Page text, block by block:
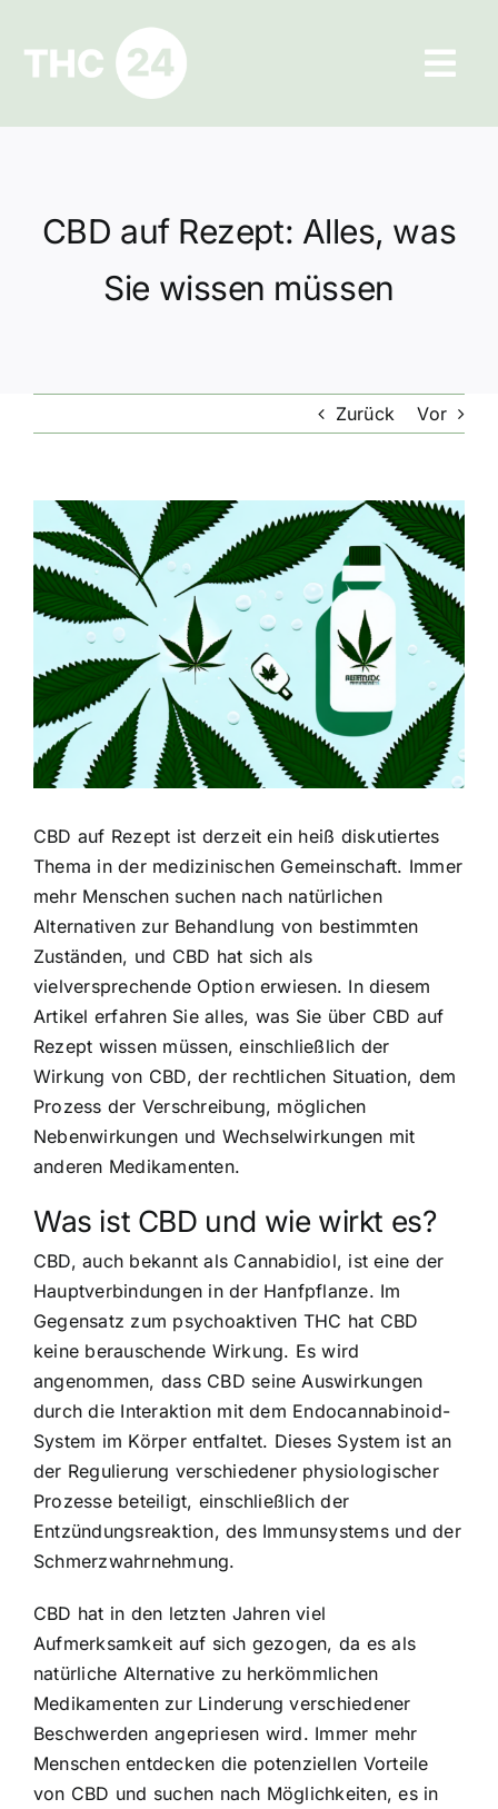
springen
Ratgeber
Datenschutz
CBD auf Rezept: Alles, was
Sie wissen müssen
Zurück Vor
Zeige
grösseres
Bild
CBD auf Rezept ist derzeit ein heiß diskutiertes
Thema in der medizinischen Gemeinschaft. Immer
mehr Menschen suchen nach natürlichen
Alternativen zur Behandlung von bestimmten
Zuständen, und CBD hat sich als
vielversprechende Option erwiesen. In diesem
Artikel erfahren Sie alles, was Sie über CBD auf
Rezept wissen müssen, einschließlich der
Wirkung von CBD, der rechtlichen Situation, dem
Prozess der Verschreibung, möglichen
Nebenwirkungen und Wechselwirkungen mit
anderen Medikamenten.
Was ist CBD und wie wirkt es?
CBD, auch bekannt als Cannabidiol, ist eine der
Hauptverbindungen in der Hanfpflanze. Im
Gegensatz zum psychoaktiven THC hat CBD
keine berauschende Wirkung. Es wird
angenommen, dass CBD seine Auswirkungen
durch die Interaktion mit dem Endocannabinoid-
System im Körper entfaltet. Dieses System ist an
der Regulierung verschiedener physiologischer
Prozesse beteiligt, einschließlich der
Entzündungsreaktion, des Immunsystems und der
Schmerzwahrnehmung.
CBD hat in den letzten Jahren viel
Aufmerksamkeit auf sich gezogen, da es als
natürliche Alternative zu herkömmlichen
Medikamenten zur Linderung verschiedener
Beschwerden angepriesen wird. Immer mehr
Menschen entdecken die potenziellen Vorteile
von CBD und suchen nach Möglichkeiten, es in